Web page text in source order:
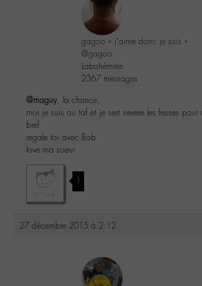
gagoo « j’aime donc je suis »
@gagoo
Labohémien
2367 messages
@maguy , la chance,
moi je suis au taf et je sert severe les fesses pour
bref
regale toi avec Bob
love ma soeur
1
27 décembre 2015 à 2:12